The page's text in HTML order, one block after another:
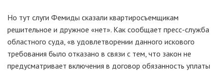
Но тут слуги Фемиды сказали квартиросъемщикам
решительное и дружное «нет». Как сообщает пресс-служба
областного суда, «в удовлетворении данного искового
требования было отказано в связи с тем, что закон не
предусматривает включения в договор обязанность уплаты